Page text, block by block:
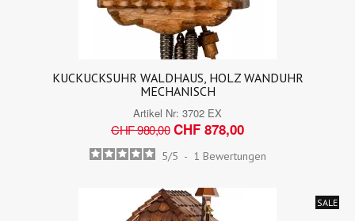
KUCKUCKSUHR WALDHAUS, HOLZ WANDUHR
MECHANISCH
Artikel Nr: 3702 EX
CHF 980,00 CHF 878,00
5/5 - 1 Bewertungen
SALE